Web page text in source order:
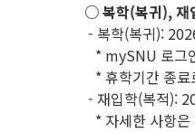
○ 복학(복귀), 재
- 복학(복귀):
* mySNU 로그
* 휴학기간 종
- 재입학(복적):
* 자세한 사항은